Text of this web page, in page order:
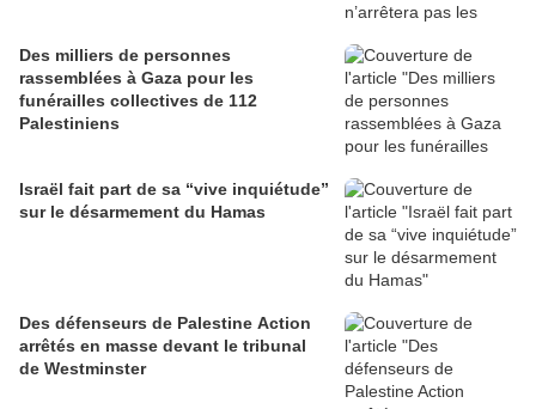
Des milliers de personnes
rassemblées à Gaza pour les
funérailles collectives de 112
Palestiniens
Israël fait part de sa “vive inquiétude”
sur le désarmement du Hamas
Des défenseurs de Palestine Action
arrêtés en masse devant le tribunal
de Westminster